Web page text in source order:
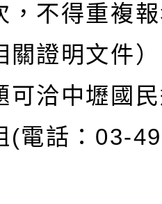
，不得重複
關證明文件
可洽中壢國
(電話：03-